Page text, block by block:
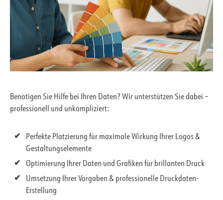
Benötigen Sie Hilfe bei Ihren Daten? Wir unterstützen Sie dabei –
professionell und unkompliziert:
Perfekte Platzierung für maximale Wirkung Ihrer Logos &
Gestaltungselemente
Optimierung Ihrer Daten und Grafiken für brillanten Druck
Umsetzung Ihrer Vorgaben & professionelle Druckdaten-
Erstellung